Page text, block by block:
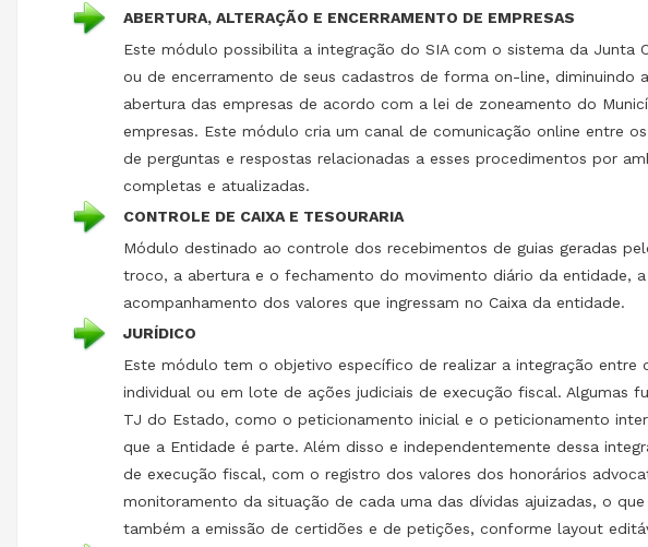
ABERTURA, ALTERAÇÃO E ENCERRAMENTO DE EMPRESAS
Este módulo possibilita a integração do SIA com o sistema da
ou de encerramento de seus cadastros de forma on-line, diminuindo
abertura das empresas de acordo com a lei de zoneamento do
empresas. Este módulo cria um canal de comunicação online entre
de perguntas e respostas relacionadas a esses procedimentos por
completas e atualizadas.
CONTROLE DE CAIXA E TESOURARIA
Módulo destinado ao controle dos recebimentos de guias geradas
troco, a abertura e o fechamento do movimento diário da entidade,
acompanhamento dos valores que ingressam no Caixa da entidade.
JURÍDICO
Este módulo tem o objetivo específico de realizar a integração
individual ou em lote de ações judiciais de execução fiscal. Algumas
TJ do Estado, como o peticionamento inicial e o peticionamento
que a Entidade é parte. Além disso e independentemente dessa
de execução fiscal, com o registro dos valores dos honorários
monitoramento da situação de cada uma das dívidas ajuizadas, o
também a emissão de certidões e de petições, conforme layout